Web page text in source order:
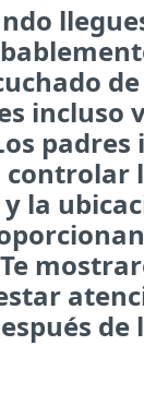
de
incluso
controlar
la
de